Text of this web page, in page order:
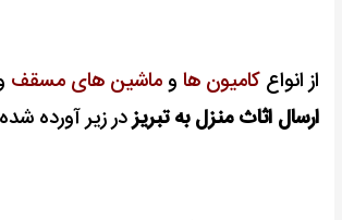
از انواعکامیون ها وماشین های مسقف
ارسال اثاث منزل به تبریزدر زیر آورده